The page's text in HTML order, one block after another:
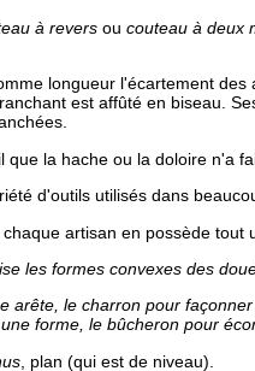
à reversou couteau à deux
longueur l'écartement
est affûté en biseau.
la hache ou la doloire n'a
d'outils utilisés dans
artisan en possède tout
les formes convexes des
arête, le charron pour
forme, le bûcheron pour
, plan (qui est de niveau).